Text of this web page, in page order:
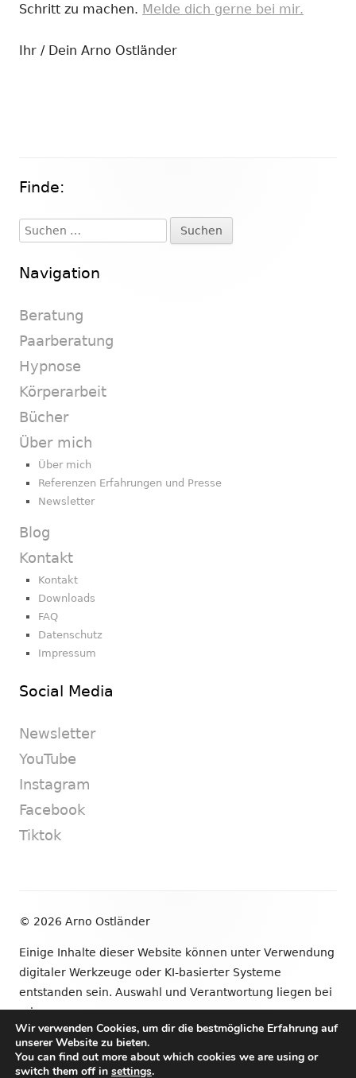
Schritt zu machen. Melde dich gerne bei mir.
Ihr / Dein Arno Ostländer
Haupt-
Seitenleiste
Finde:
Suchen
nach:
Navigation
Beratung
Paarberatung
Hypnose
Körperarbeit
Bücher
Über mich
Über mich
Referenzen Erfahrungen und Presse
Newsletter
Blog
Kontakt
Kontakt
Downloads
FAQ
Datenschutz
Impressum
Social Media
Newsletter
YouTube
Instagram
Facebook
Tiktok
© 2026 Arno Ostländer
Einige Inhalte dieser Website können unter Verwendung
digitaler Werkzeuge oder KI-basierter Systeme
entstanden sein. Auswahl und Verantwortung liegen bei
mir.
•VerwendetTiny Framework
Wir verwenden Cookies, um dir die bestmögliche Erfahrung auf
unserer Website zu bieten.
You can find out more about which cookies we are using or
switch them off in settings.